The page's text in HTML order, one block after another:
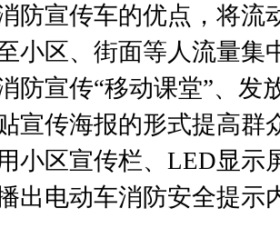
防宣传车的优点，将流
小区、街面等人流量集
防宣传“移动课堂”、发
宣传海报的形式提高群
小区宣传栏、LED显示
出电动车消防安全提示